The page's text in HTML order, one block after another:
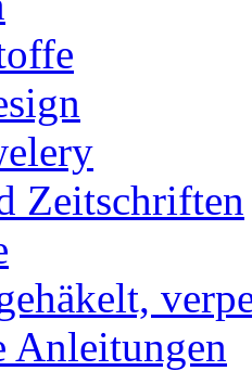
Zeitschriften
Anleitungen